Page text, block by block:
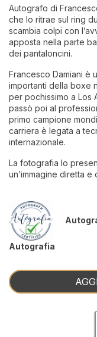
Autografo di
che lo ritrae sul ring
scambia colpi con
apposta nella parte
dei pantaloncini.
Francesco Damiani è
importanti della boxe
per pochissimo a Los
passò poi al
primo campione
carriera è legata a
internazionale.
La fotografia lo
un’immagine diretta
Autografia